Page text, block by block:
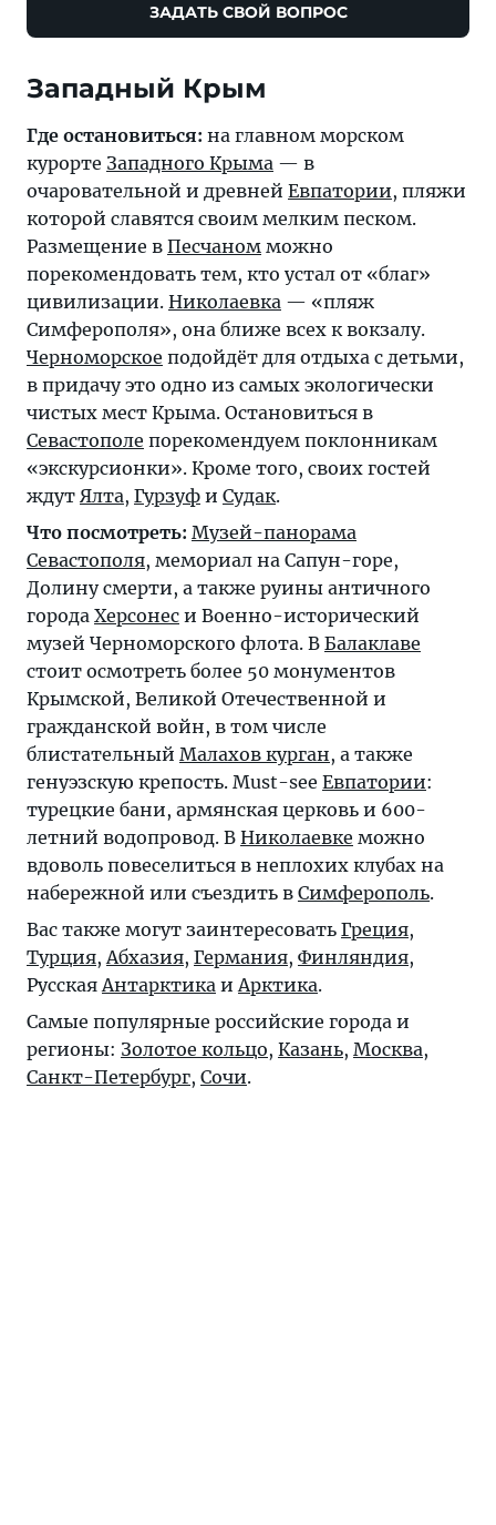
ЗАДАТЬ СВОЙ ВОПРОС
Западный Крым
Где остановиться: на главном морском
курорте Западного Крыма — в
очаровательной и древней Евпатории, пляжи
которой славятся своим мелким песком.
Размещение в Песчаном можно
порекомендовать тем, кто устал от «благ»
цивилизации. Николаевка — «пляж
Симферополя», она ближе всех к вокзалу.
Черноморское подойдёт для отдыха с детьми,
в придачу это одно из самых экологически
чистых мест Крыма. Остановиться в
Севастополе порекомендуем поклонникам
«экскурсионки». Кроме того, своих гостей
ждут Ялта, Гурзуф и Судак.
Что посмотреть: Музей-панорама
Севастополя, мемориал на Сапун-горе,
Долину смерти, а также руины античного
города Херсонес и Военно-исторический
музей Черноморского флота. В Балаклаве
стоит осмотреть более 50 монументов
Крымской, Великой Отечественной и
гражданской войн, в том числе
блистательный Малахов курган, а также
генуэзскую крепость. Must-see Евпатории:
турецкие бани, армянская церковь и 600-
летний водопровод. В Николаевке можно
вдоволь повеселиться в неплохих клубах на
набережной или съездить в Симферополь.
Вас также могут заинтересовать Греция,
Турция, Абхазия, Германия, Финляндия,
Русская Антарктика и Арктика.
Самые популярные российские города и
регионы: Золотое кольцо, Казань, Москва,
Санкт-Петербург, Сочи.